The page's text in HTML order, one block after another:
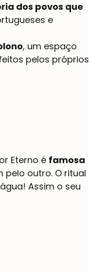
dos povos que
e
, um espaço
pelos próprios
Eterno é famosa
pelo outro. O ritual
Assim o seu